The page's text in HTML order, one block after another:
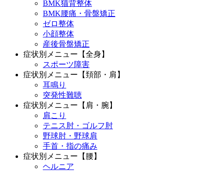
BMK猫背整体
BMK腰痛・骨盤矯正
ゼロ整体
小顔整体
産後骨盤矯正
症状別メニュー【全身】
スポーツ障害
症状別メニュー【頚部・肩】
耳鳴り
突発性難聴
症状別メニュー【肩・腕】
肩こり
テニス肘・ゴルフ肘
野球肘・野球肩
手首・指の痛み
症状別メニュー【腰】
ヘルニア